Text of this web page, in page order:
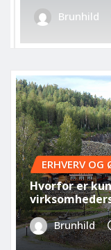
Brunhild
ERHVERV
Hvorfor er
Brunhild